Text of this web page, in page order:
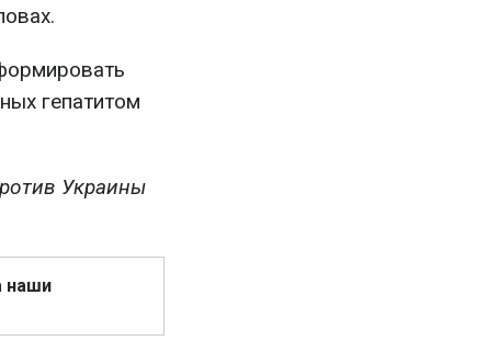
гепатитом
Украины
наши